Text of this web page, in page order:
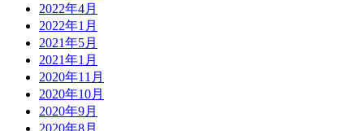
2022年4月
2022年1月
2021年5月
2021年1月
2020年11月
2020年10月
2020年9月
2020年8月